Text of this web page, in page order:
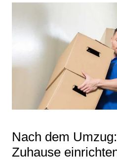
Nach dem
Zuhause